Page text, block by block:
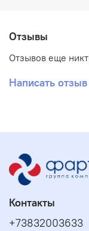
Отзывы
Отзывов еще
Написать отзыв
Контакты
+73832003633